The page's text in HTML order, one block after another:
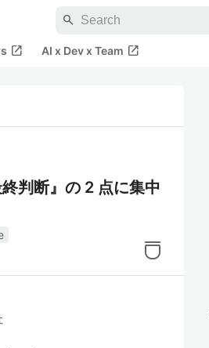
search
open_in_new AI x Dev x Team open_in_new
判断』の 2 点に集中